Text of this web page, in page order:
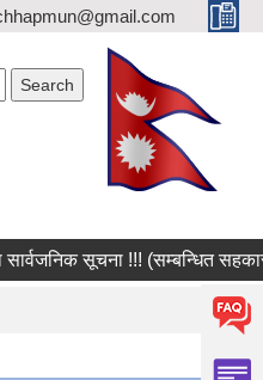
सूचना !!! (सम्बन्धित